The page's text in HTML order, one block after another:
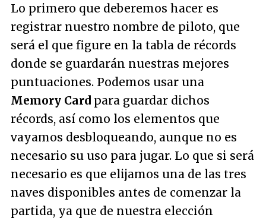
Lo primero que deberemos hacer es
registrar nuestro nombre de piloto, que
será el que figure en la tabla de récords
donde se guardarán nuestras mejores
puntuaciones. Podemos usar una
Memory Card para guardar dichos
récords, así como los elementos que
vayamos desbloqueando, aunque no es
necesario su uso para jugar. Lo que si será
necesario es que elijamos una de las tres
naves disponibles antes de comenzar la
partida, ya que de nuestra elección